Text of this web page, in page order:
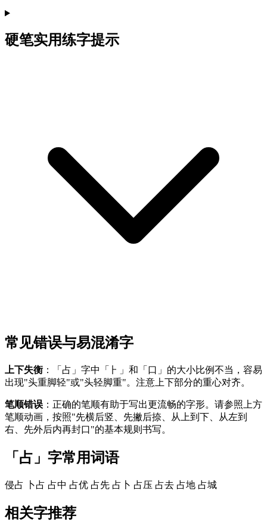
硬笔实用练字提示
常见错误与易混淆字
上下失衡 ：「占」字中「⺊」和「口」的大小比例不当，容易
出现"头重脚轻"或"头轻脚重"。注意上下部分的重心对齐。
笔顺错误 ：正确的笔顺有助于写出更流畅的字形。请参照上方
笔顺动画，按照"先横后竖、先撇后捺、从上到下、从左到
右、先外后内再封口"的基本规则书写。
「占」字常用词语
侵占 卜占 占中 占优 占先 占卜 占压 占去 占地 占城
相关字推荐